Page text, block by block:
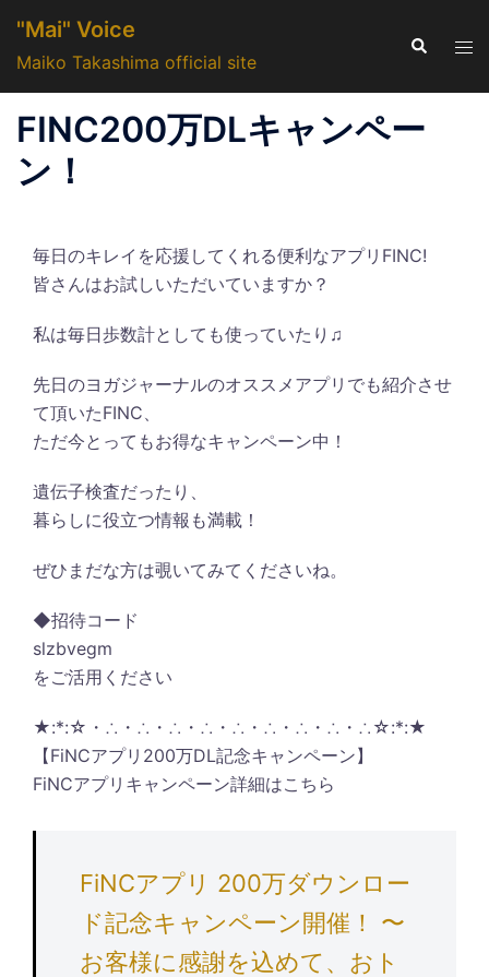
ン
"Mai" Voice
Maiko Takashima official site
検
索
ト
FINC200万DLキャンペー
ン！
毎日のキレイを応援してくれる便利なアプリFINC!
皆さんはお試しいただいていますか？
私は毎日歩数計としても使っていたり♫
先日のヨガジャーナルのオススメアプリでも紹介させ
て頂いたFINC、
ただ今とってもお得なキャンペーン中！
遺伝子検査だったり、
暮らしに役立つ情報も満載！
ぜひまだな方は覗いてみてくださいね。
◆招待コード
slzbvegm
をご活用ください
★:*:☆・∴・∴・∴・∴・∴・∴・∴・∴・∴☆:*:★
【FiNCアプリ200万DL記念キャンペーン】
FiNCアプリキャンペーン詳細はこちら
FiNCアプリ 200万ダウンロー
ド記念キャンペーン開催！ 〜
お客様に感謝を込めて、おト